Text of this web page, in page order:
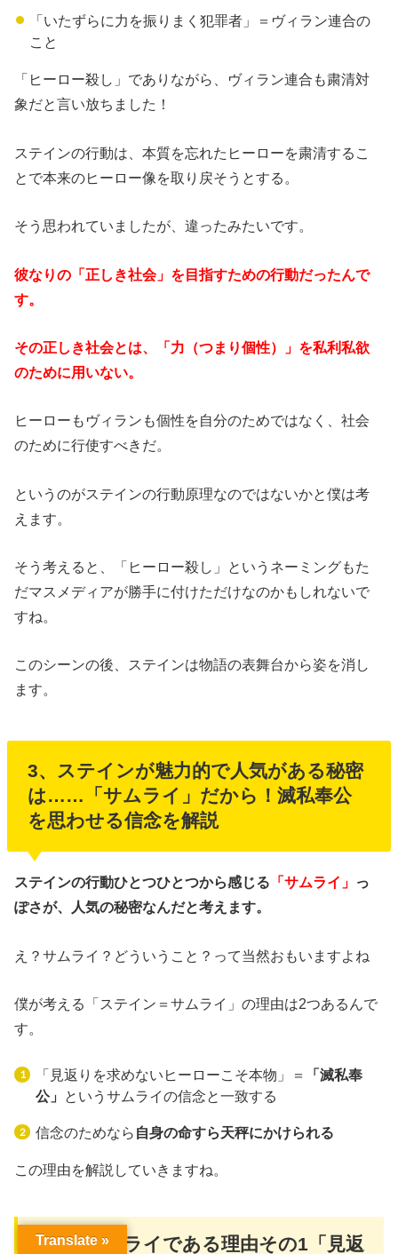
「いたずらに力を振りまく犯罪者」＝ヴィラン連合の
こと
「ヒーロー殺し」でありながら、ヴィラン連合も粛清対
象だと言い放ちました！
ステインの行動は、本質を忘れたヒーローを粛清するこ
とで本来のヒーロー像を取り戻そうとする。
そう思われていましたが、違ったみたいです。
彼なりの「正しき社会」を目指すための行動だったんで
す。
その正しき社会とは、「力（つまり個性）」を私利私欲
のために用いない。
ヒーローもヴィランも個性を自分のためではなく、社会
のために行使すべきだ。
というのがステインの行動原理なのではないかと僕は考
えます。
そう考えると、「ヒーロー殺し」というネーミングもた
だマスメディアが勝手に付けただけなのかもしれないで
すね。
このシーンの後、ステインは物語の表舞台から姿を消し
ます。
3、ステインが魅力的で人気がある秘密
は……「サムライ」だから！滅私奉公
を思わせる信念を解説
ステインの行動ひとつひとつから感じる 「サムライ」 っ
ぽさが、人気の秘密なんだと考えます。
え？サムライ？どういうこと？って当然おもいますよね
僕が考える「ステイン＝サムライ」の理由は2つあるんで
す。
「見返りを求めないヒーローこそ本物」＝
「滅私奉
公」
というサムライの信念と一致する
信念のためなら 自身の命すら天秤にかけられる
この理由を解説していきますね。
3ー1 サムライである理由その1 「見返
Translate »